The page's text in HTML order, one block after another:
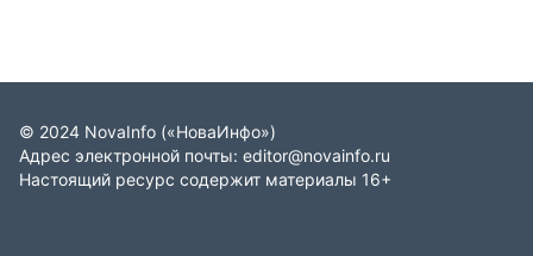
© 2024 NovaInfo («НоваИнфо»)
Адрес электронной почты: editor@novainfo.ru
Настоящий ресурс содержит материалы 16+